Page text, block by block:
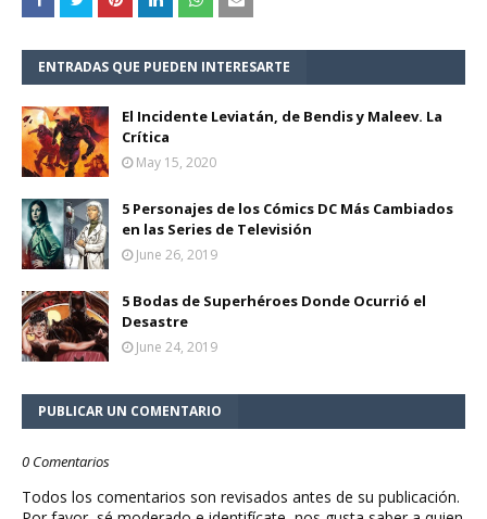
ENTRADAS QUE PUEDEN INTERESARTE
El Incidente Leviatán, de Bendis y Maleev. La
Crítica
May 15, 2020
5 Personajes de los Cómics DC Más Cambiados
en las Series de Televisión
June 26, 2019
5 Bodas de Superhéroes Donde Ocurrió el
Desastre
June 24, 2019
PUBLICAR UN COMENTARIO
0 Comentarios
Todos los comentarios son revisados antes de su publicación.